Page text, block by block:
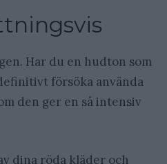
Har du en hudton som
försöka använda
den ger en så intensiv
dina röda kläder och